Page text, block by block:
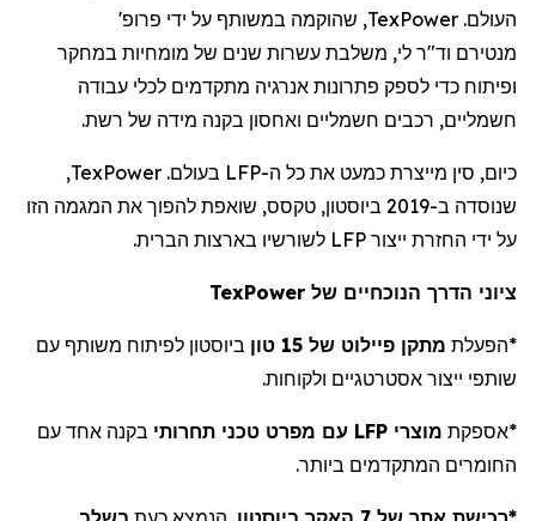
העולם. TexPower, שהוקמה במשותף על ידי פרופ'
מנטירם וד"ר לי, משלבת עשרות שנים של מומחיות במחקר
ופיתוח כדי לספק פתרונות אנרגיה מתקדמים לכלי עבודה
חשמליים, רכבים חשמליים ואחסון בקנה מידה של רשת.
כיום, סין מייצרת כמעט את כל ה-LFP בעולם. TexPower
,
שנוסדה ב-2019 ביוסטון, טקסס, שואפת להפוך את המגמה הזו
על ידי החזרת ייצור LFP לשורשיו בארצות הברית.
ציוני הדרך הנוכחיים של TexPower
*הפעלת מתקן פיילוט של 15 טון
ביוסטון לפיתוח משותף עם
שותפי ייצור אסטרטגיים ולקוחות.
*אספקת מוצרי LFP עם מפרט טכני תחרותי
בקנה אחד עם
החומרים המתקדמים ביותר.